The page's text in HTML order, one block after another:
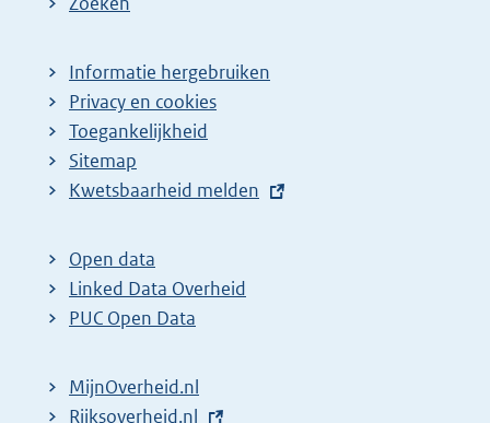
Informatie hergebruiken
Privacy en cookies
Toegankelijkheid
Sitemap
E
t
e
r
l
Kwetsbaarheid melden
Open data
Linked Data Overheid
PUC Open Data
MijnOverheid.nl
E
Rijksoverheid.nl